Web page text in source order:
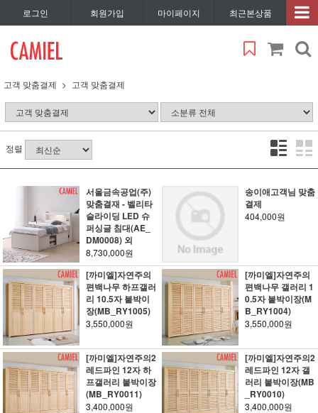
로그인 회원가입 마이페이지 최근본상품
고객 맞춤결제 고객 맞춤결제
정렬
서울금속공업(주)
맞춤결재 - 벨리타
슬라이딩 LED 슈
퍼싱글 침대(AE_
DM0008) 외
8,730,000원
송이애고객님 맞춤
결제
404,000원
[까미엘]자연주의
편백나무 하프갤러
리 10.5자 붙박이
장(MB_RY1005)
3,550,000원
[까미엘]자연주의
편백나무 갤러리 1
0.5자 붙박이장(M
B_RY1004)
3,550,000원
[까미엘]자연주의2
레드파인 12자 하
프갤러리 붙박이장
(MB_RY0011)
3,400,000원
[까미엘]자연주의2
레드파인 12자 갤
러리 붙박이장(MB
_RY0010)
3,400,000원